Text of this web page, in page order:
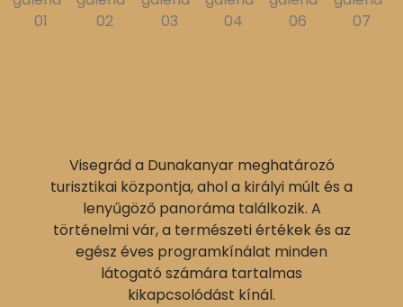
Visegrád a Dunakanyar meghatározó
turisztikai központja, ahol a királyi múlt és a
lenyűgöző panoráma találkozik. A
történelmi vár, a természeti értékek és az
egész éves programkínálat minden
látogató számára tartalmas
kikapcsolódást kínál.